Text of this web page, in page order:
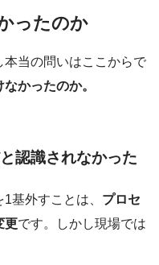
ったのか
当の問いはここからで
かったのか。
認識されなかった
基外すことは、 プロセ
更です。しかし現場では